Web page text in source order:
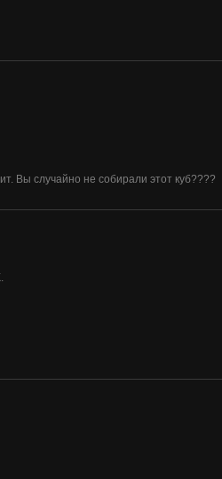
Вы случайно не собирали этот куб????